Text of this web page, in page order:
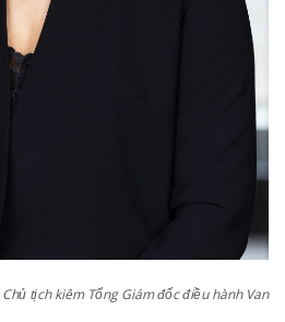
tịch kiêm Tổng Giám đốc điều hành Van